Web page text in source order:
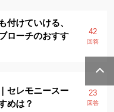
付けていける、
ローチのおすす
42
回答
セレモニースー
めは？
23
回答